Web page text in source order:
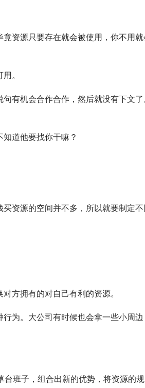
资源只要存在就会被使用，你不用就
。
有机会合作合作，然后就没有下文了
道他要找你干嘛？
资源的空间并不多，所以就要制定不
方拥有的对自己有利的资源。
为。大公司有时候也会拿一些小周边
班子，组合出新的优势，将资源的规